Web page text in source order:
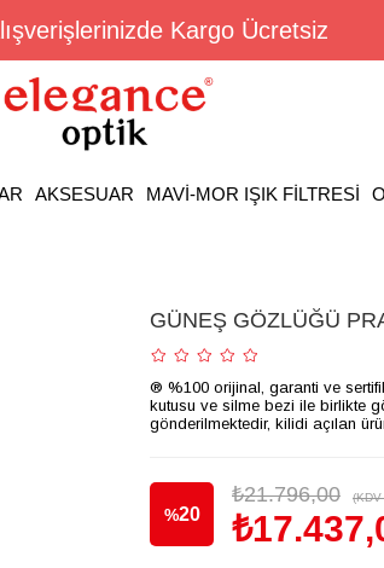
Kargo Ücretsiz
AKSESUAR MAVİ-MOR IŞIK FİLTRESİ
GÜNEŞ GÖZLÜĞÜ
® %100 orijinal, garanti ve
kutusu ve silme bezi ile birlikte
gönderilmektedir, kilidi açılan
%20
₺21.796,00 (KDV